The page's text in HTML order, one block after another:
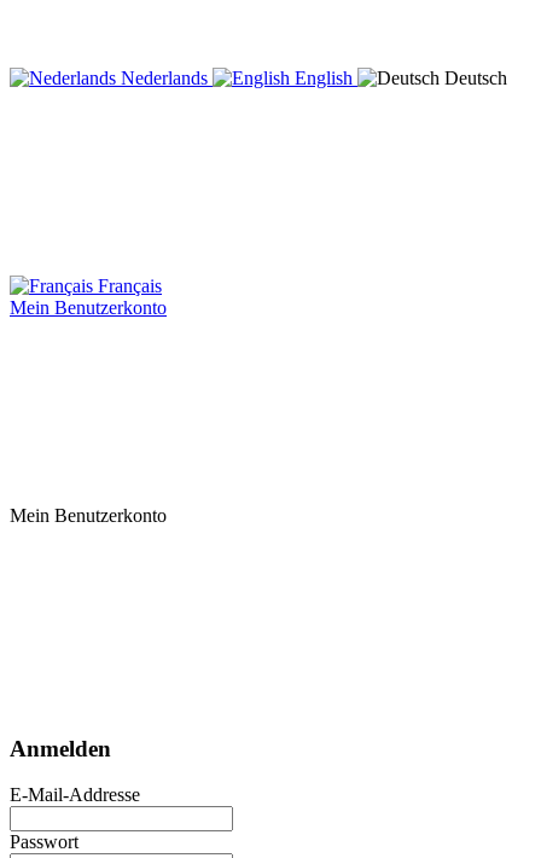
Nederlands English Deutsch
Français
Mein Benutzerkonto
Mein Benutzerkonto
Anmelden
E-Mail-Addresse
Passwort